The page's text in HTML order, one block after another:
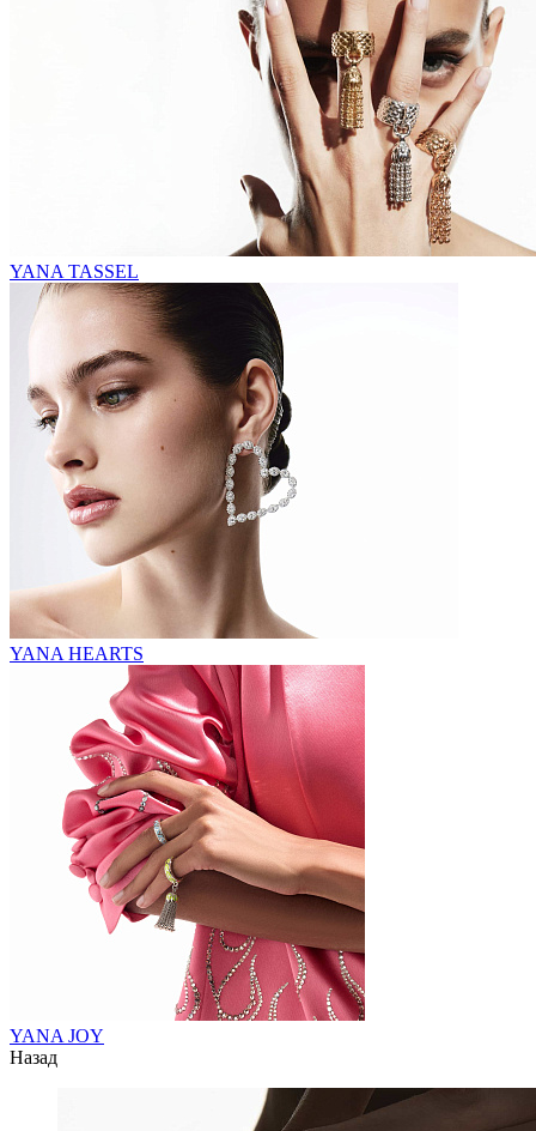
YANA TASSEL
YANA HEARTS
YANA JOY
Назад